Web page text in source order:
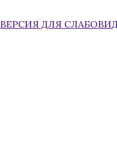
ВЕРСИЯ ДЛЯ